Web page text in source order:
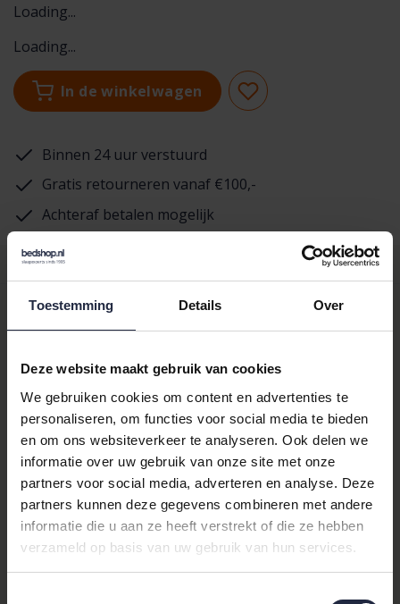
Toestemming Details Over
Deze website maakt gebruik van cookies
We gebruiken cookies om content en advertenties te
personaliseren, om functies voor social media te bieden
en om ons websiteverkeer te analyseren. Ook delen we
informatie over uw gebruik van onze site met onze
partners voor social media, adverteren en analyse. Deze
partners kunnen deze gegevens combineren met andere
informatie die u aan ze heeft verstrekt of die ze hebben
verzameld op basis van uw gebruik van hun services.
Loading...
Loading...
In de winkelwagen
Binnen 24 uur verstuurd
Gratis retourneren vanaf €100,-
Achteraf betalen mogelijk
Productomschrijving
Beddinghouse
Dekbedovertrek Change
Taupe 140x200/220 cm
Ontdek de ultieme slaapervaring met hetBeddinghouse
Dekbedovertrek Change Taupe. Gemaakt van de fijnste
materialen, biedt dit dekbedovertrek een ongeëvenaarde
zachtheid en comfort. Perfect voor iedereen die op zoek is naar
een stijlvol en rustgevend slaapkamerinterieur.
Waarom kiezen voor